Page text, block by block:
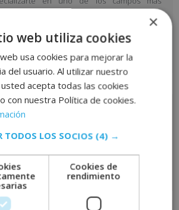
Esta maestría es tu oportunidad para
contribuir al avance del conocimiento en
más información
de
curso
×
web utiliza cookies
usa cookies para mejorar la
del usuario. Al utilizar nuestro
acepta todas las cookies
con nuestra Política de cookies.
TODOS LOS SOCIOS (4) →
Cookies de
rendimiento